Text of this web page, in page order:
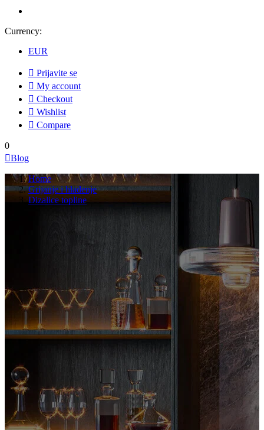
Currency:
EUR
 Prijavite se
 My account
 Checkout
 Wishlist
 Compare
0
Blog
Home
Grijanje i hlađenje
Dizalice topline